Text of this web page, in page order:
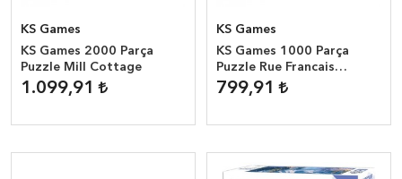
KS Games
KS Games 2000 Parça
Puzzle Mill Cottage
1.099,91
KS Games
KS Games 1000 Parça
Puzzle Rue Francais
Dominic Davison
799,91